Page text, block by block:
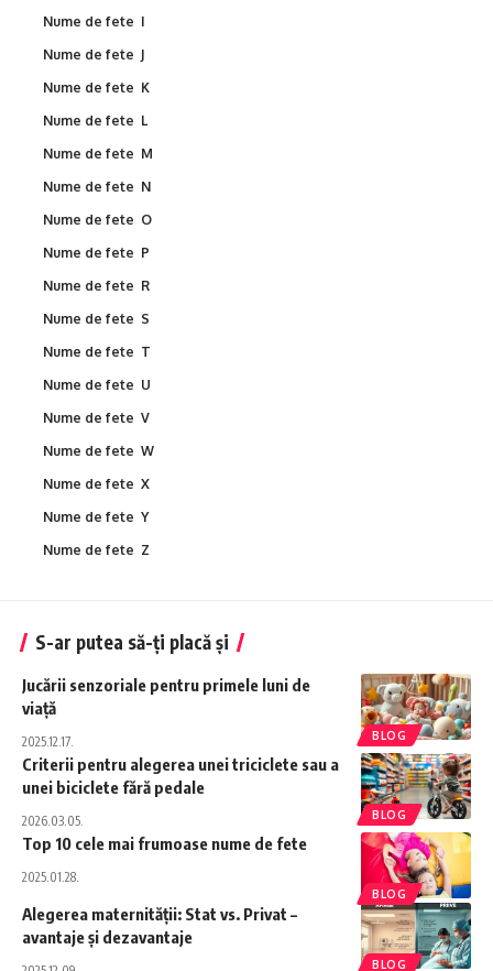
Nume de fete I
Nume de fete J
Nume de fete K
Nume de fete L
Nume de fete M
Nume de fete N
Nume de fete O
Nume de fete P
Nume de fete R
Nume de fete S
Nume de fete T
Nume de fete U
Nume de fete V
Nume de fete W
Nume de fete X
Nume de fete Y
Nume de fete Z
S-ar putea să-ți placă și
BLOG
Jucării senzoriale pentru primele luni de
viață
2025.12.17.
BLOG
Criterii pentru alegerea unei triciclete sau a
unei biciclete fără pedale
2026.03.05.
BLOG
Top 10 cele mai frumoase nume de fete
2025.01.28.
BLOG
Alegerea maternității: Stat vs. Privat –
avantaje și dezavantaje